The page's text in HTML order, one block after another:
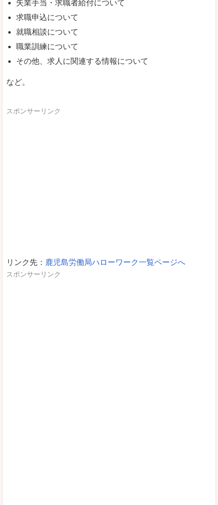
失業手当・求職者給付について
求職申込について
就職相談について
職業訓練について
その他、求人に関連する情報について
など。
スポンサーリンク
リンク先： 鹿児島労働局ハローワーク一覧ページへ
スポンサーリンク